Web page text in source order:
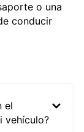
o una
conducir
el
vehículo?